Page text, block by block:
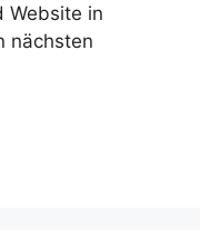
Website in
nächsten